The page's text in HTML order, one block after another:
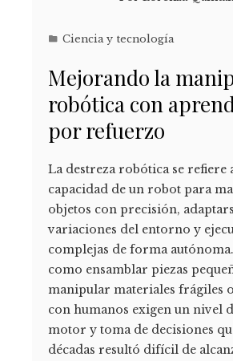
Ciencia y tecnología
Mejorando la
robótica con
por refuerzo
La destreza robótica se refiere
capacidad de un robot para
objetos con precisión,
variaciones del entorno y
complejas de forma
como ensamblar piezas
manipular materiales frágiles
con humanos exigen un nivel
motor y toma de decisiones
décadas resultó difícil de